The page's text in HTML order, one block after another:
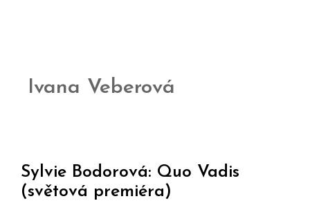
Ivana Veberová
Sylvie Bodorová: Quo Vadis
(světová premiéra)